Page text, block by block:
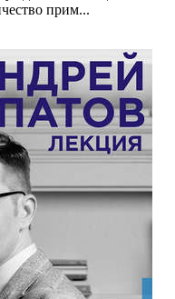
прим...